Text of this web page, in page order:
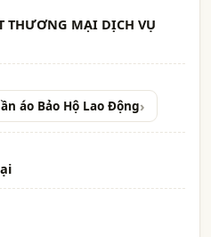
THƯƠNG MẠI DỊCH VỤ
áo Bảo Hộ Lao Động